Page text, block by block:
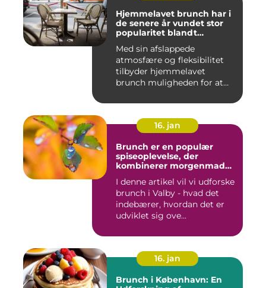
Hjemmelavet brunch har i
de senere år vundet stor
popularitet blandt
backpackere, der ønsker at
nyde en behagelig og
velsmagende morgenmad
uden at skulle forlade
deres indkvartering
Med sin afslappede
atmosfære og fleksibilitet
tilbyder hjemmelavet
brunch muligheden for at
16. jan
Brunch er en populær
spiseoplevelse, der
kombinerer morgenmad
trendy og vigtig del af
madkulturen i Valby
I denne artikel vil vi udforske
brunch i Valby - hvad det
indebærer, hvordan det er
udviklet sig ove...
16. jan
Brunch i København: En